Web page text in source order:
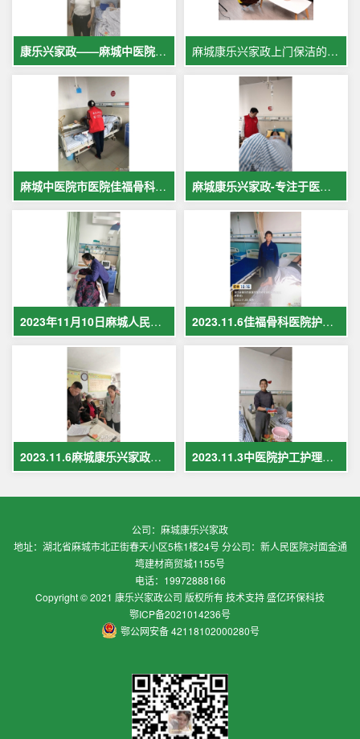
康乐兴家政——麻城中医院专业护工服务，让爱与专业同行 麻城康乐兴家政上门保洁的案例
麻城中医院市医院佳福骨科医院铁路医院护工案例展示 麻城康乐兴家政-专注于医院护理，致力于打造全麻城优质护工护理
2023年11月10日麻城人民医院护工在岗护理病人现场照片 2023.11.6佳福骨科医院护工护理病人
2023.11.6麻城康乐兴家政保姆案例 2023.11.3中医院护工护理案例
公司：麻城康乐兴家政
地址：湖北省麻城市北正街春天小区5栋1楼24号 分公司：新人民医院对面金通
塆建材商贸城1155号
电话：19972888166
Copyright © 2021 康乐兴家政公司 版权所有 技术支持 盛亿环保科技
鄂ICP备2021014236号
鄂公网安备 42118102000280号